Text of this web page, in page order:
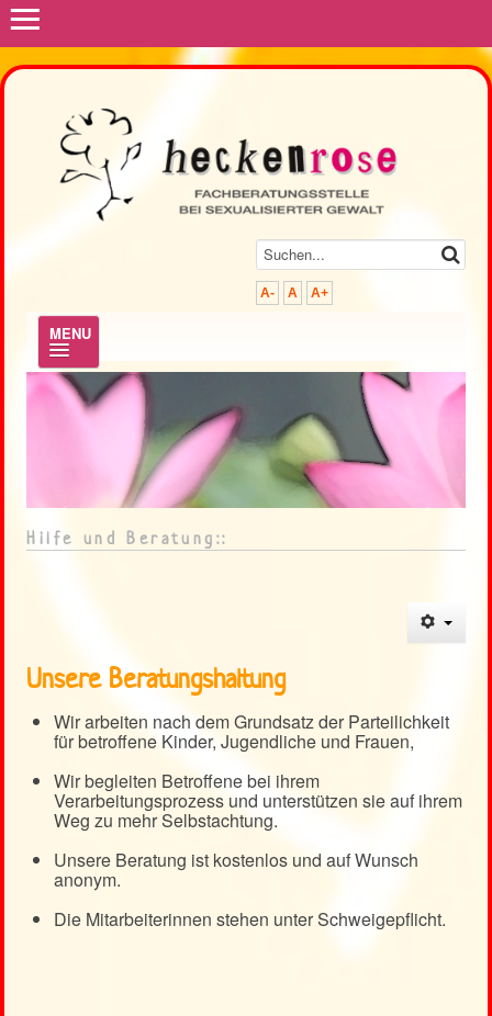
A- A A+
MENU
Hilfe & Beratung
Prävention & Fortbildung
Heckenrose
Kontakt
Hilfe und Beratung::
Unsere Beratungshaltung
Wir arbeiten nach dem Grundsatz der Parteilichkeit
für betroffene Kinder, Jugendliche und Frauen,
Wir begleiten Betroffene bei ihrem
Verarbeitungsprozess und unterstützen sie auf ihrem
Weg zu mehr Selbstachtung.
Unsere Beratung ist kostenlos und auf Wunsch
anonym.
Die Mitarbeiterinnen stehen unter Schweigepflicht.
≡